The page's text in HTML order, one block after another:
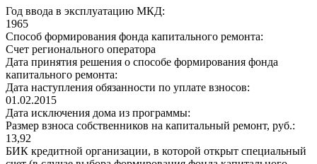
Год ввода в эксплуатацию МКД:
1965
Способ формирования фонда капитального ремонта:
Счет регионального оператора
Дата принятия решения о способе формирования фонда
капитального ремонта:
Дата наступления обязанности по уплате взносов:
01.02.2015
Дата исключения дома из программы:
Размер взноса собственников на капитальный ремонт, руб.:
13,92
БИК кредитной организации, в которой открыт специальный